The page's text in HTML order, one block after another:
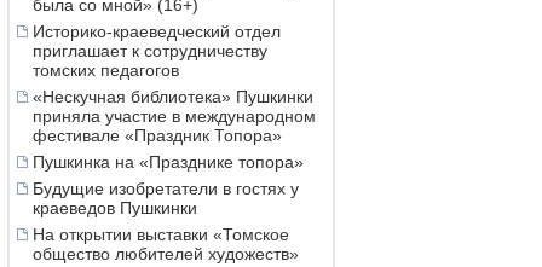
была со мной» (16+)
Историко-краеведческий отдел
приглашает к сотрудничеству
томских педагогов
«Нескучная библиотека» Пушкинки
приняла участие в международном
фестивале «Праздник Топора»
Пушкинка на «Празднике топора»
Будущие изобретатели в гостях у
краеведов Пушкинки
На открытии выставки «Томское
общество любителей художеств»